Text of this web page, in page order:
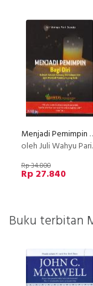
Menjadi
oleh Juli Wahyu Pari Dunda
Rp 34.800
Rp 27.840
Buku terbitan